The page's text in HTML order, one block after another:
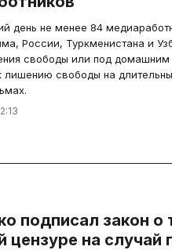
день не менее 84
России, Туркменистана и
свободы или под
лишению свободы на
подписал закон о
цензуре на случай